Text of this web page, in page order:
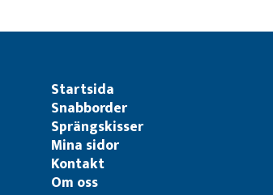
Startsida
Snabborder
Sprängskisser
Mina sidor
Kontakt
Om oss